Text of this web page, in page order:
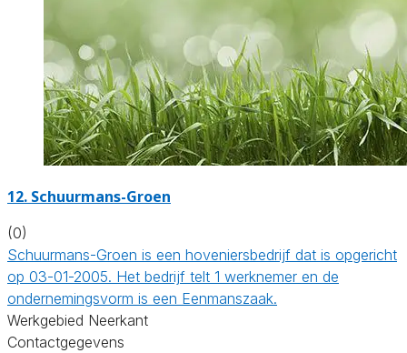
12. Schuurmans-Groen
(0)
Schuurmans-Groen is een hoveniersbedrijf dat is opgericht
op 03-01-2005. Het bedrijf telt 1 werknemer en de
ondernemingsvorm is een Eenmanszaak.
Werkgebied Neerkant
Contactgegevens